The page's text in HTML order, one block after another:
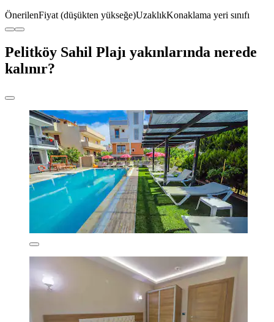
ÖnerilenFiyat (düşükten yükseğe)UzaklıkKonaklama yeri sınıfı
Pelitköy Sahil Plajı yakınlarında nerede
kalınır?